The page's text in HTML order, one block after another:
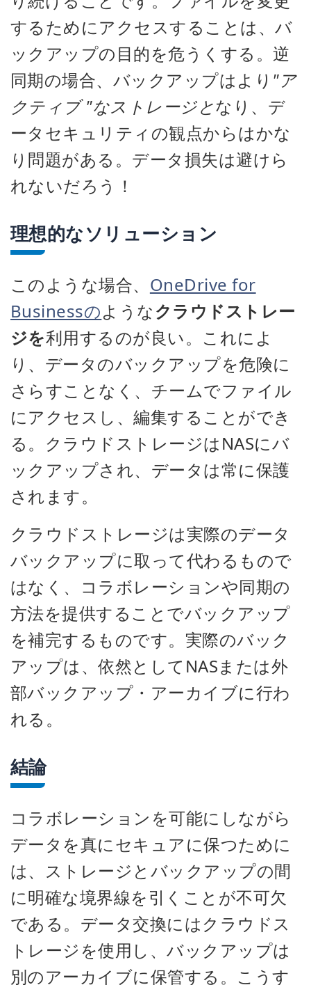
するためにアクセスすることは、バ
ックアップの目的を危うくする。逆
同期の場合、バックアップはより "ア
クティブ "なストレージとなり、デ
ータセキュリティの観点からはかな
り問題がある。データ損失は避けら
れないだろう！
理想的なソリューション
このような場合、 OneDrive for
Businessのようなクラウドストレー
ジを利用するのが良い。これによ
り、データのバックアップを危険に
さらすことなく、チームでファイル
にアクセスし、編集することができ
る。クラウドストレージはNASにバ
ックアップされ、データは常に保護
されます。
クラウドストレージは実際のデータ
バックアップに取って代わるもので
はなく、コラボレーションや同期の
方法を提供することでバックアップ
を補完するものです。実際のバック
アップは、依然としてNASまたは外
部バックアップ・アーカイブに行わ
れる。
結論
コラボレーションを可能にしながら
データを真にセキュアに保つために
は、ストレージとバックアップの間
に明確な境界線を引くことが不可欠
である。データ交換にはクラウドス
トレージを使用し、バックアップは
別のアーカイブに保管する。こうす